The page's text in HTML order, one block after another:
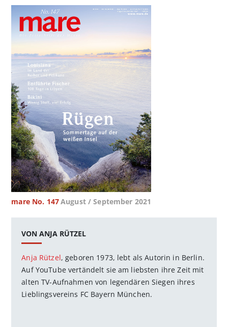
mare No. 147August / September 2021
VON ANJA RÜTZEL
Anja Rützel, geboren 1973, lebt als Autorin in Berlin.
Auf YouTube vertändelt sie am liebsten ihre Zeit mit
alten TV-Aufnahmen von legendären Siegen ihres
Lieblingsvereins FC Bayern München.